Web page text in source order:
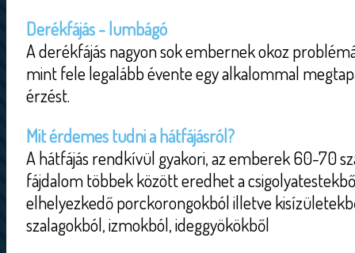
Derékfájás - lumbágó
A derékfájás nagyon sok embernek okoz
mint fele legalább évente egy alkalommal
érzést.
Mit érdemes tudni a hátfájásról?
A hátfájás rendkívül gyakori, az emberek 60-70
fájdalom többek között eredhet a
elhelyezkedő porckorongokból illetve
szalagokból, izmokból, ideggyökökből